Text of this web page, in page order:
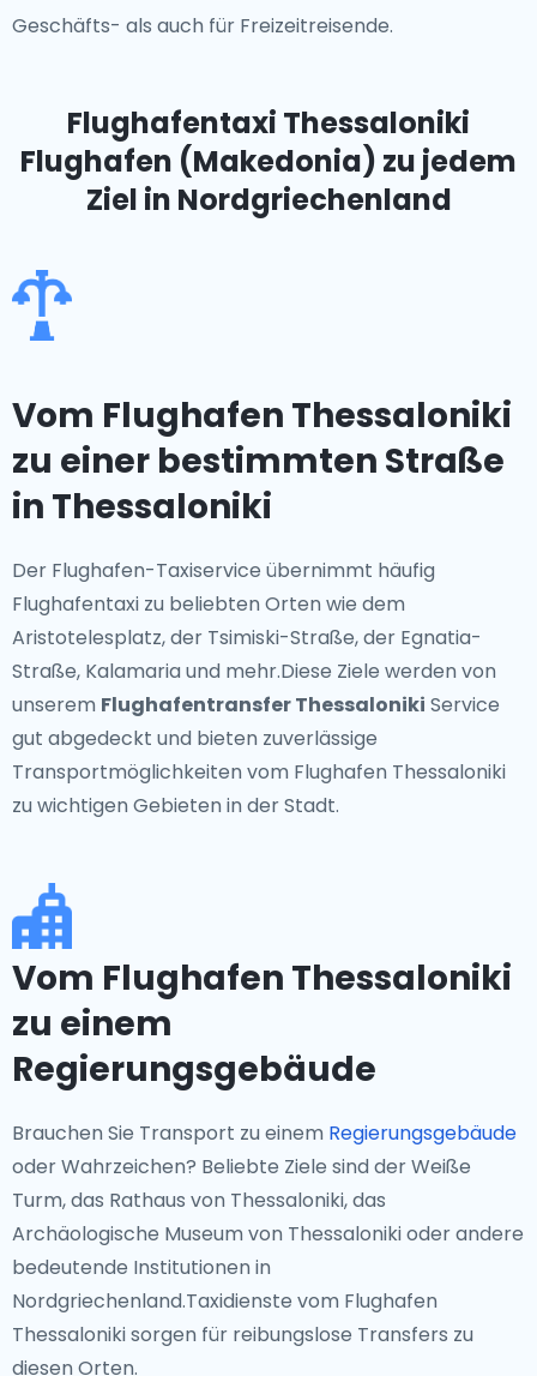
Geschäfts- als auch für Freizeitreisende.
Flughafentaxi Thessaloniki
Flughafen (Makedonia) zu jedem
Ziel in Nordgriechenland
Vom Flughafen Thessaloniki
zu einer bestimmten Straße
in Thessaloniki
Der Flughafen-Taxiservice übernimmt häufig
Flughafentaxi zu beliebten Orten wie dem
Aristotelesplatz, der Tsimiski-Straße, der Egnatia-
Straße, Kalamaria und mehr.Diese Ziele werden von
unserem Flughafentransfer Thessaloniki Service
gut abgedeckt und bieten zuverlässige
Transportmöglichkeiten vom Flughafen Thessaloniki
zu wichtigen Gebieten in der Stadt.
Vom Flughafen Thessaloniki
zu einem
Regierungsgebäude
Brauchen Sie Transport zu einem Regierungsgebäude
oder Wahrzeichen? Beliebte Ziele sind der Weiße
Turm, das Rathaus von Thessaloniki, das
Archäologische Museum von Thessaloniki oder andere
bedeutende Institutionen in
Nordgriechenland.Taxidienste vom Flughafen
Thessaloniki sorgen für reibungslose Transfers zu
diesen Orten.